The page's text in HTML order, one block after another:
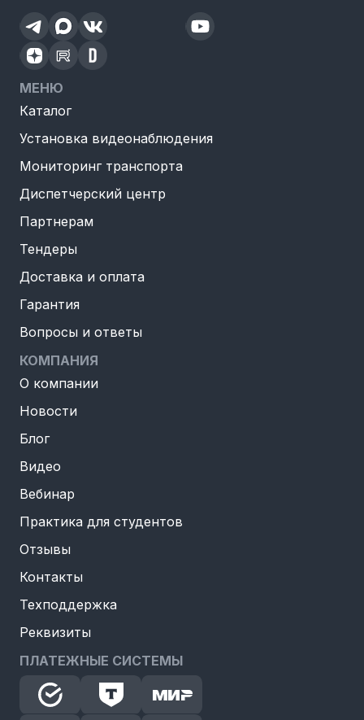
МЕНЮ
Каталог
Установка видеонаблюдения
Мониторинг транспорта
Диспетчерский центр
Партнерам
Тендеры
Доставка и оплата
Гарантия
Вопросы и ответы
КОМПАНИЯ
О компании
Новости
Блог
Видео
Вебинар
Практика для студентов
Отзывы
Контакты
Техподдержка
Реквизиты
ПЛАТЕЖНЫЕ СИСТЕМЫ